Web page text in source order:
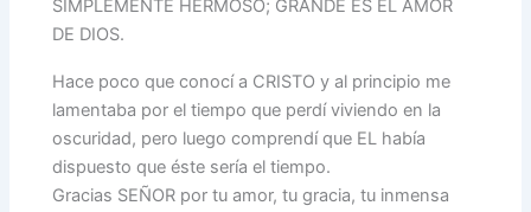
SIMPLEMENTE HERMOSO; GRANDE ES EL AMOR
DE DIOS.
Hace poco que conocí a CRISTO y al principio me
lamentaba por el tiempo que perdí viviendo en la
oscuridad, pero luego comprendí que EL había
dispuesto que éste sería el tiempo.
Gracias SEÑOR por tu amor, tu gracia, tu inmensa